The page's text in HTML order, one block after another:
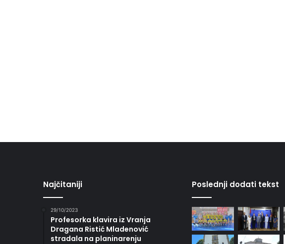
Najčitaniji
29/10/2023
Profesorka klavira iz Vranja
Dragana Ristić Mladenović
stradala na planinarenju
Poslednji dodati tekst